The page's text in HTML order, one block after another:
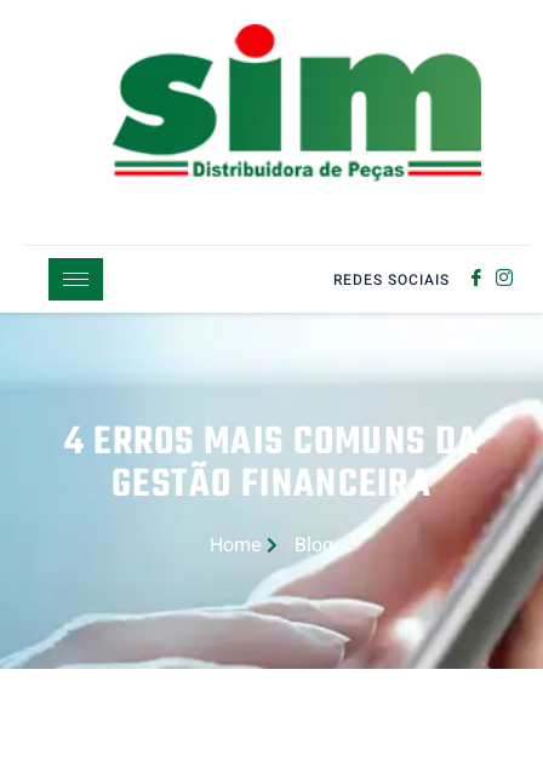
REDES SOCIAIS
4 ERROS MAIS COMUNS DA
GESTÃO FINANCEIRA
Home Blog